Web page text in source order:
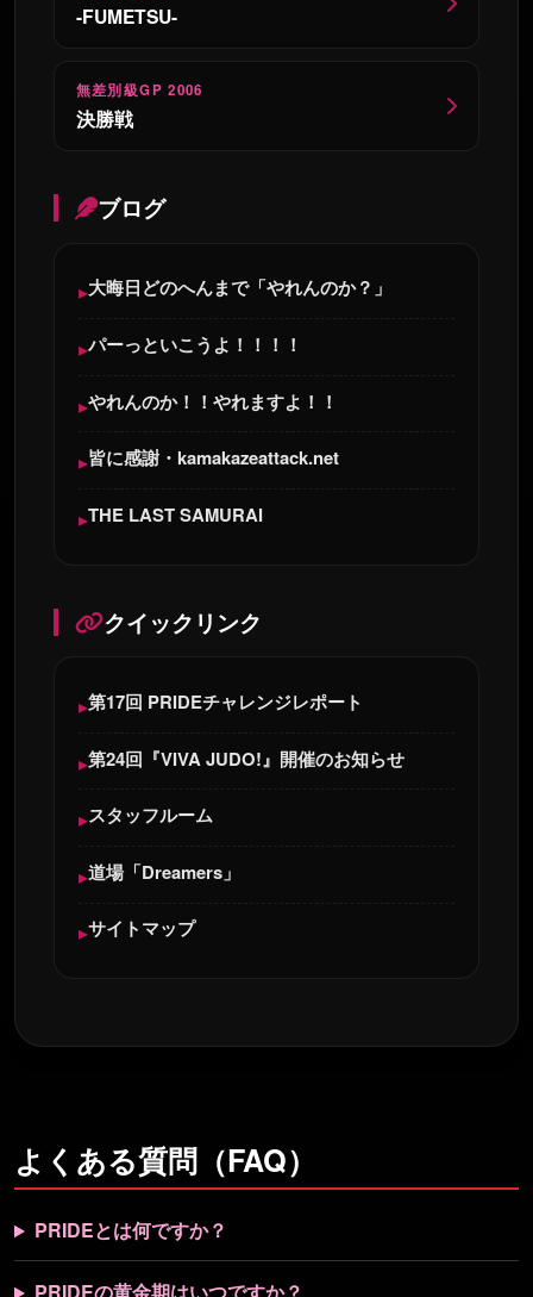
-FUMETSU-
無差別級GP 2006
決勝戦
ブログ
大晦日どのへんまで「やれんのか？」
パーっといこうよ！！！！
やれんのか！！やれますよ！！
皆に感謝・kamakazeattack.net
THE LAST SAMURAI
クイックリンク
第17回 PRIDEチャレンジレポート
第24回『VIVA JUDO!』開催のお知らせ
スタッフルーム
道場「Dreamers」
サイトマップ
よくある質問（FAQ）
PRIDEとは何ですか？